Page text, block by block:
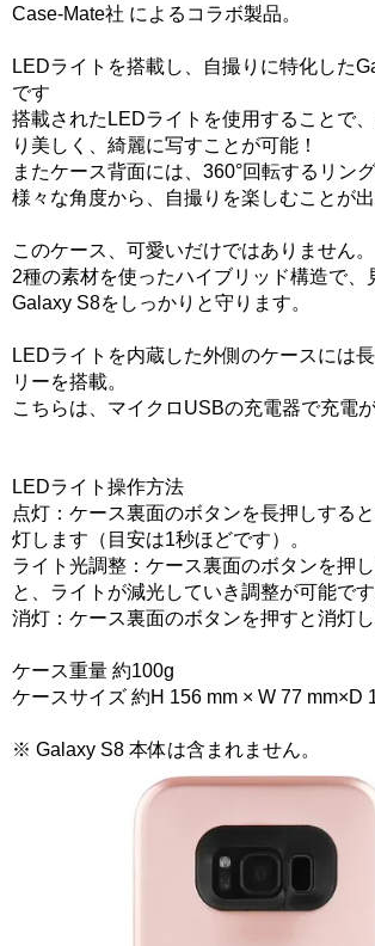
Case-Mate社 によるコラボ製品。
LEDライトを搭載し、自撮りに特化した
です
搭載されたLEDライトを使用することで
り美しく、綺麗に写すことが可能！
またケース背面には、360°回転するリング
様々な角度から、自撮りを楽しむことが出
このケース、可愛いだけではありません。
2種の素材を使ったハイブリッド構造で、
Galaxy S8をしっかりと守ります。
LEDライトを内蔵した外側のケースには
リーを搭載。
こちらは、マイクロUSBの充電器で充電が
LEDライト操作方法
点灯：ケース裏面のボタンを長押しする
灯します（目安は1秒ほどです）。
ライト光調整：ケース裏面のボタンを押
と、ライトが減光していき調整が可能です
消灯：ケース裏面のボタンを押すと消灯し
ケース重量 約100g
ケースサイズ 約H 156 mm × W 77 mm×D
※ Galaxy S8 本体は含まれません。